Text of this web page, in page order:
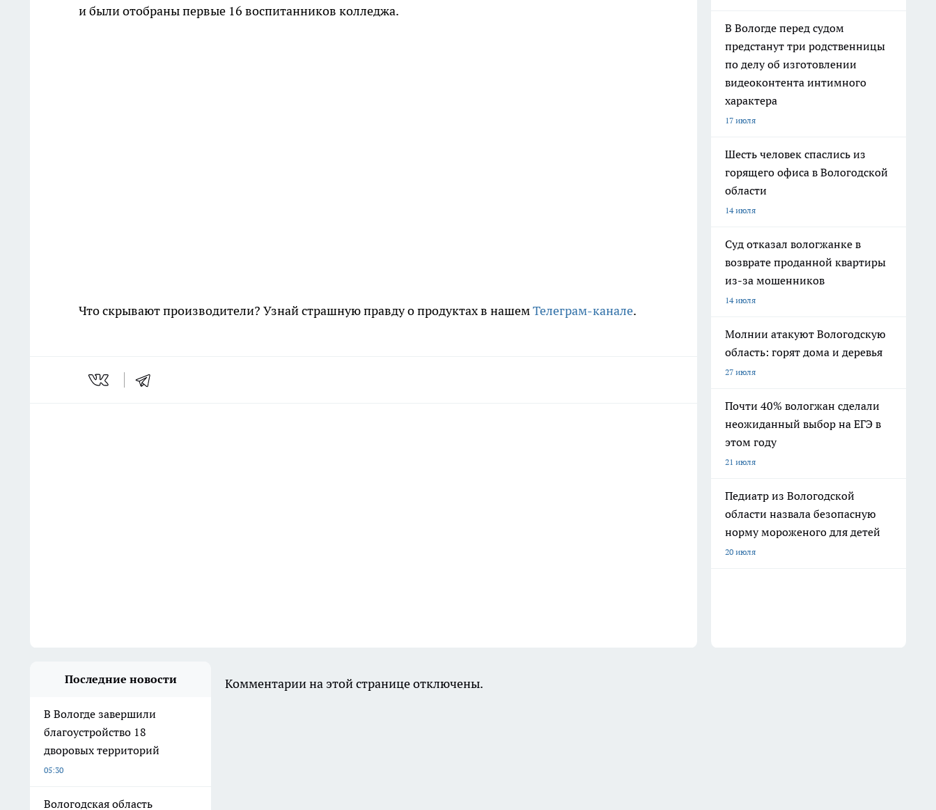
и были отобраны первые 16 воспитанников колледжа.
Что скрывают производители? Узнай страшную правду о продуктах в нашемТелеграм-канале.
В Вологде перед судом
предстанут три родственницы
по делу об изготовлении
видеоконтента интимного
характера
17 июля
Шесть человек спаслись из
горящего офиса в Вологодской
области
14 июля
Суд отказал вологжанке в
возврате проданной квартиры
из-за мошенников
14 июля
Молнии атакуют Вологодскую
область: горят дома и деревья
27 июля
Почти 40% вологжан сделали
неожиданный выбор на ЕГЭ в
этом году
21 июля
Педиатр из Вологодской
области назвала безопасную
норму мороженого для детей
20 июля
Последние новости
В Вологде завершили
благоустройство 18
дворовых территорий
05:30
Вологодская область
Комментарии на этой странице отключены.